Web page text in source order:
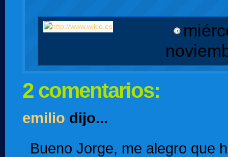
2 comentarios:
emilio dijo...
Bueno Jorge, me alegro que